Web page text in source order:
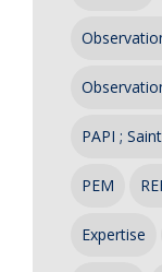
PAPI ;
PEM
Expertise